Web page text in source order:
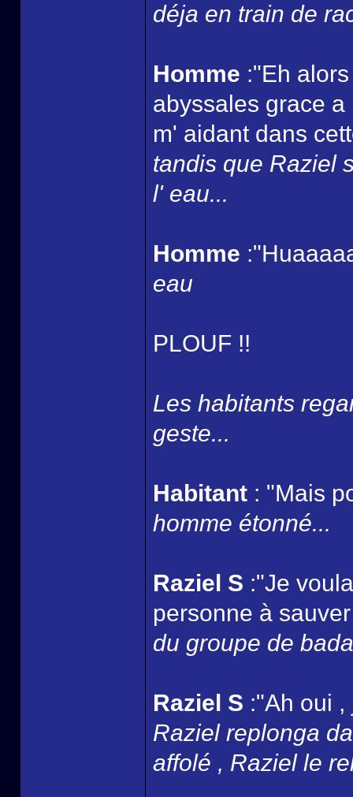
déja en train de
Homme :"Eh
abyssales grace
m' aidant dans
tandis que Raziel
l' eau...
Homme
eau
PLOUF !!
Les habitants
geste...
Habitant : "Mais
homme étonné...
Raziel S :"Je
personne à
du groupe de
Raziel S :"Ah oui
Raziel replonga
affolé , Raziel le